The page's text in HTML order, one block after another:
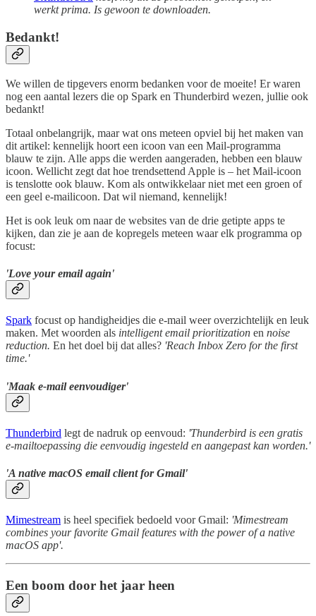
werkt prima. Is gewoon te downloaden.
Bedankt!
We willen de tipgevers enorm bedanken voor de moeite! Er waren
nog een aantal lezers die op Spark en Thunderbird wezen, jullie ook
bedankt!
Totaal onbelangrijk, maar wat ons meteen opviel bij het maken van
dit artikel: kennelijk hoort een icoon van een Mail-programma
blauw te zijn. Alle apps die werden aangeraden, hebben een blauw
icoon. Wellicht zegt dat hoe trendsettend Apple is – het Mail-icoon
is tenslotte ook blauw. Kom als ontwikkelaar niet met een groen of
een geel e-mailicoon. Dat wil niemand, kennelijk!
Het is ook leuk om naar de websites van de drie getipte apps te
kijken, dan zie je aan de kopregels meteen waar elk programma op
focust:
'Love your email again'
Spark focust op handigheidjes die e-mail weer overzichtelijk en leuk
maken. Met woorden als intelligent email prioritization en noise
reduction. En het doel bij dat alles? 'Reach Inbox Zero for the first
time.'
'Maak e-mail eenvoudiger'
Thunderbird legt de nadruk op eenvoud: 'Thunderbird is een gratis
e-mailtoepassing die eenvoudig ingesteld en aangepast kan worden.'
'A native macOS email client for Gmail'
Mimestream is heel specifiek bedoeld voor Gmail: 'Mimestream
combines your favorite Gmail features with the power of a native
macOS app'.
Een boom door het jaar heen